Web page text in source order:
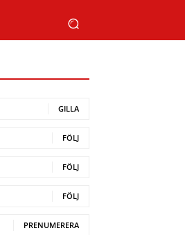
GILLA
FÖLJ
FÖLJ
FÖLJ
PRENUMERERA